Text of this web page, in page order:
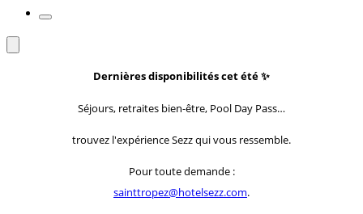
Dernières disponibilités cet été ✨
Séjours, retraites bien-être, Pool Day Pass…
trouvez l'expérience Sezz qui vous ressemble.
Pour toute demande :
sainttropez@hotelsezz.com.